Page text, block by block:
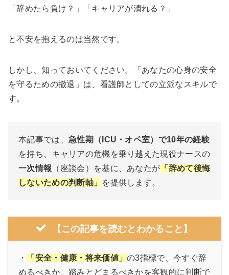
「辞めたら負け？」「キャリアが潰れる？」
と不安を抱えるのは当然です。
しかし、知っておいてください。「あなたの心身の安全
を守るための撤退」は、看護師としての立派なスキルで
す。
本記事では、 急性期（ICU・オペ室）で10年の経験
を持ち、キャリアの危機を乗り越えた現役ナースの
一次情報 （座談会）を基に、あなたが 「辞めて後悔
しないための判断軸」
を提供します。
【この記事を読むとわかること】
・ 「安全・健康・将来価値」の3指標で、今すぐ辞
めるべきか、踏みとどまるべきかを客観的に判断で